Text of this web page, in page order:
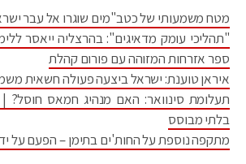
מטח משמעותי של כטב"מים שוגרו אל עבר
"תהליכי עומק מדאיגים": בהרצליה ייאסר
ספר אזרחות המזוהה עם פורום קהלת
איראן טוענת: ישראל ביצעה פעולה חשאית
תעלומת סינוואר: האם מנהיג חמאס חוסל? |
בלתי מבוסס
מתקפה נוספת על החות'ים בתימן – הפעם על